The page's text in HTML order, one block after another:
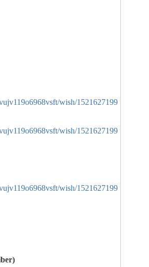
wish/1521627199
wish/1521627199
wish/1521627199
)